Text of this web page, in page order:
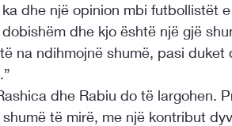
dhe një opinion mbi futbollistët
dhe kjo është një gjë
na ndihmojnë shumë, pasi
dhe Rabiu do të largohen.
të mirë, me një kontribut